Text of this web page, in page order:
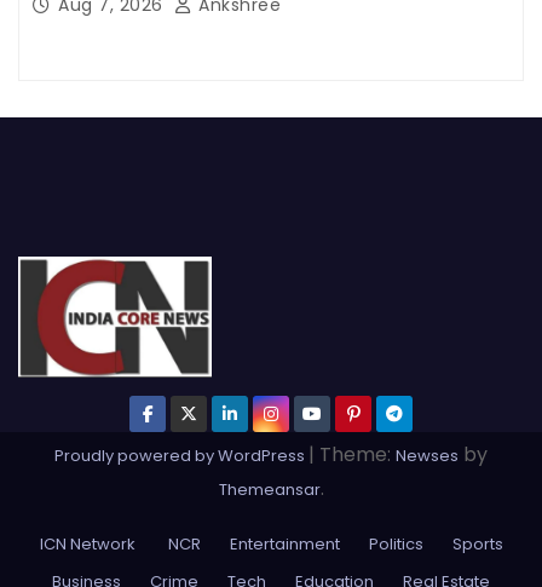
Aug 7, 2026 Ankshree
Proudly powered by WordPress | Theme: Newses by
Themeansar.
ICN Network NCR Entertainment Politics
Sports
Business
Crime Tech Education Real Estate